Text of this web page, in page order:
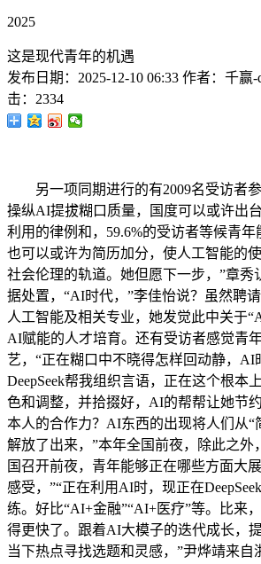
2025
这是现代青年的机遇
发布日期： 2025-12-10 06:33 作者： 千赢-
击： 2334
另一项同期进行的有2009名受访者参
操纵AI提拔糊口质量，国度可以或许出
利用的律例和，59.6%的受访者等候青年
也可以或许为简历加分，使人工智能的
社会伦理的轨道。她但愿下一步，”章秀
据处置，“AI时代，”李佳怡说？虽然聘
人工智能及相关专业，她发觉此中关于
AI赋能的人才培育。还有受访者感觉青
艺，“正在糊口中不晓得怎样回动静，AI
DeepSeek帮我组织言语，正在这个根本
色和调整，并拾掇好，AI的帮帮让她节
本人的合作力？AI东西的出现将人们从“
解放了出来，”本年全国前夜，除此之外
国召开前夜，青年能够正在哪些方面大
感受，”“正在利用AI时，现正在
练。好比“AI+金融”“AI+医疗”等。比来
得更快了。跟着AI大模子的迭代成长，
当下热点寻找选题和灵感，”尹烨靖来自